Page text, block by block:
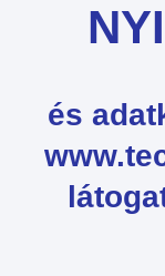
és